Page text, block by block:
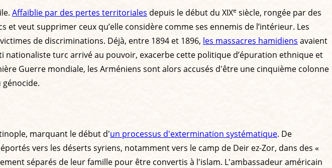
Affaiblie par des pertes territoriales depuis le début du XIXe siècle, rongée par des
veut supprimer ceux qu’elle considère comme ses ennemis de l’intérieur. Les
de discriminations. Déjà, entre 1894 et 1896, les massacres hamidiens avaient
nationaliste turc arrivé au pouvoir, exacerbe cette politique d’épuration ethnique et
Guerre mondiale, les Arméniens sont alors accusés d'être une cinquième colonne
marquant le début d'un processus d'extermination systématique. De
vers les déserts syriens, notamment vers le camp de Deir ez-Zor, dans des «
séparés de leur famille pour être convertis à l'islam. L'ambassadeur américain